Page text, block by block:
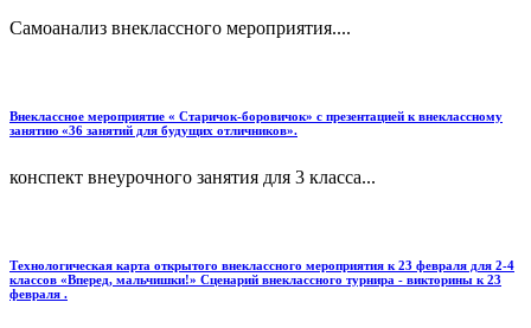
Самоанализ внеклассного мероприятия....
Внеклассное мероприятие « Старичок-боровичок» с презентацией к внеклассному
занятию «36 занятий для будущих отличников».
конспект внеурочного занятия для 3 класса...
Технологическая карта открытого внеклассного мероприятия к 23 февраля для 2-4
классов «Вперед, мальчишки!» Сценарий внеклассного турнира - викторины к 23
февраля .